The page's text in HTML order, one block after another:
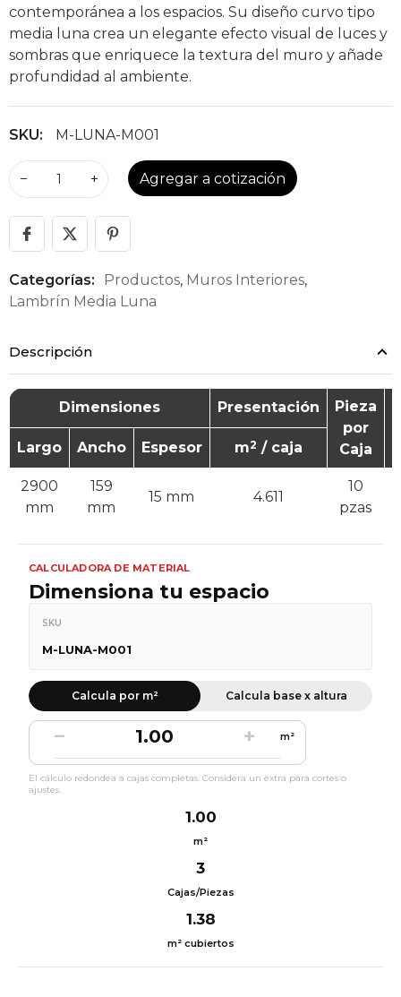
contemporánea a los espacios. Su diseño curvo tipo
media luna crea un elegante efecto visual de luces y
sombras que enriquece la textura del muro y añade
profundidad al ambiente.
SKU: M-LUNA-M001
− + Agregar a cotización
Categorías: Productos, Muros Interiores,
Lambrín Media Luna
Descripción
Dimensiones Presentación
Pieza
por
Caja
Largo Ancho Espesor m2 / caja
2900
mm
159
mm
15 mm 4.611
10
pzas
CALCULADORA DE MATERIAL
Dimensiona tu espacio
SKU
M-LUNA-M001
Calcula por m² Calcula base x altura
− + m²
El cálculo redondea a cajas completas. Considera un extra para cortes o
ajustes.
1.00
m²
3
Cajas/Piezas
1.38
m² cubiertos